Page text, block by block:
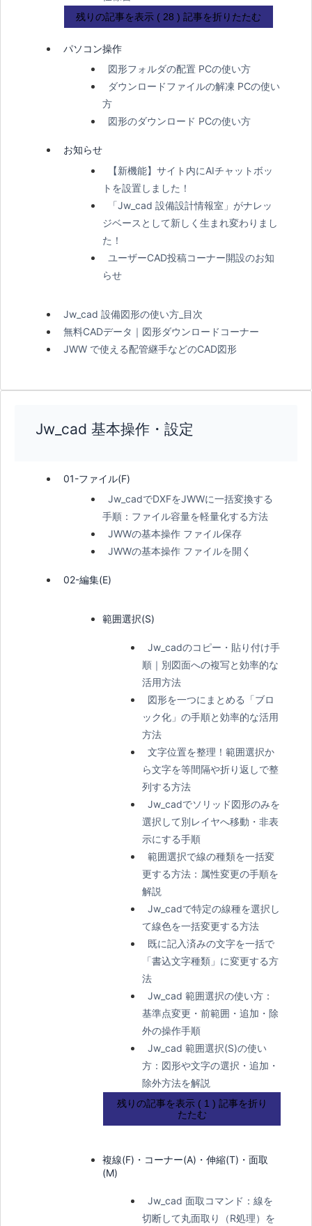
残りの記事を表示 ( 28 ) 記事を折りたたむ
パソコン操作
図形フォルダの配置 PCの使い方
ダウンロードファイルの解凍 PCの使い
方
図形のダウンロード PCの使い方
お知らせ
【新機能】サイト内にAIチャットボッ
トを設置しました！
「Jw_cad 設備設計情報室」がナレッ
ジベースとして新しく生まれ変わりまし
た！
ユーザーCAD投稿コーナー開設のお知
らせ
Jw_cad 設備図形の使い方_目次
無料CADデータ｜図形ダウンロードコーナー
JWW で使える配管継手などのCAD図形
Jw_cad 基本操作・設定
01-ファイル(F)
Jw_cadでDXFをJWWに一括変換する
手順：ファイル容量を軽量化する方法
JWWの基本操作 ファイル保存
JWWの基本操作 ファイルを開く
02-編集(E)
範囲選択(S)
Jw_cadのコピー・貼り付け手
順｜別図面への複写と効率的な
活用方法
図形を一つにまとめる「ブロ
ック化」の手順と効率的な活用
方法
文字位置を整理！範囲選択か
ら文字を等間隔や折り返しで整
列する方法
Jw_cadでソリッド図形のみを
選択して別レイヤへ移動・非表
示にする手順
範囲選択で線の種類を一括変
更する方法：属性変更の手順を
解説
Jw_cadで特定の線種を選択し
て線色を一括変更する方法
既に記入済みの文字を一括で
「書込文字種類」に変更する方
法
Jw_cad 範囲選択の使い方：
基準点変更・前範囲・追加・除
外の操作手順
Jw_cad 範囲選択(S)の使い
方：図形や文字の選択・追加・
除外方法を解説
残りの記事を表示 ( 1 ) 記事を折り
たたむ
複線(F)・コーナー(A)・伸縮(T)・面取
(M)
Jw_cad 面取コマンド：線を
切断して丸面取り（R処理）を